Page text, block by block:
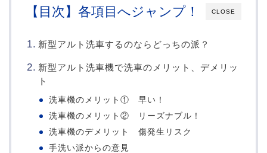
CLOSE
【目次】各項目へジャンプ！
新型アルト洗車するのならどっちの派？
新型アルト洗車機で洗車のメリット、デメリッ
ト
洗車機のメリット① 早い！
洗車機のメリット② リーズナブル！
洗車機のデメリット 傷発生リスク
手洗い派からの意見